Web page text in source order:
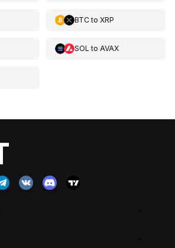
BTCto XRP
SOL to AVAX